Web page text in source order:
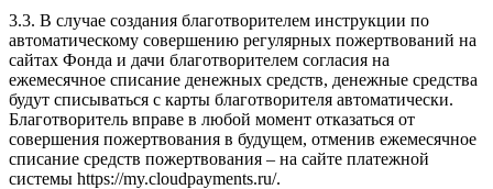
3.3. В случае создания благотворителем инструкции по
автоматическому совершению регулярных пожертвований на
сайтах Фонда и дачи благотворителем согласия на
ежемесячное списание денежных средств, денежные средства
будут списываться с карты благотворителя автоматически.
Благотворитель вправе в любой момент отказаться от
совершения пожертвования в будущем, отменив ежемесячное
списание средств пожертвования – на сайте платежной
системы https://my.cloudpayments.ru/.